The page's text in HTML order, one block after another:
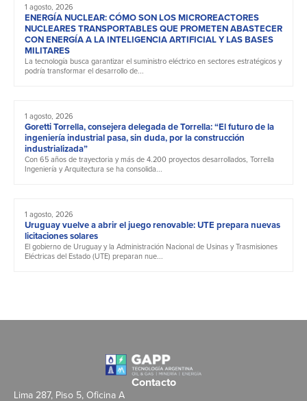
1 agosto, 2026
ENERGÍA NUCLEAR: CÓMO SON LOS MICROREACTORES
NUCLEARES TRANSPORTABLES QUE PROMETEN ABASTECER
CON ENERGÍA A LA INTELIGENCIA ARTIFICIAL Y LAS BASES
MILITARES
La tecnología busca garantizar el suministro eléctrico en sectores estratégicos y
podría transformar el desarrollo de...
1 agosto, 2026
Goretti Torrella, consejera delegada de Torrella: “El futuro de la
ingeniería industrial pasa, sin duda, por la construcción
industrializada”
Con 65 años de trayectoria y más de 4.200 proyectos desarrollados, Torrella
Ingeniería y Arquitectura se ha consolida...
1 agosto, 2026
Uruguay vuelve a abrir el juego renovable: UTE prepara nuevas
licitaciones solares
El gobierno de Uruguay y la Administración Nacional de Usinas y Trasmisiones
Eléctricas del Estado (UTE) preparan nue...
Contacto
Lima 287, Piso 5, Oficina A